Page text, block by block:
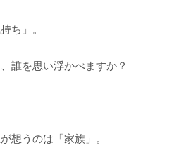
ち」。
誰を思い浮かべますか？
想うのは「家族」。